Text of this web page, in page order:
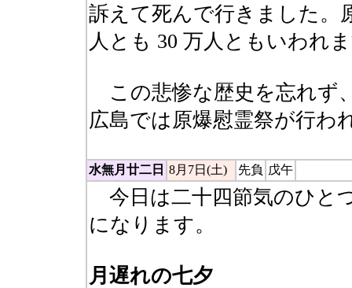
訴えて死んで行きました。
人とも 30 万人ともいわれ
この悲惨な歴史を忘れず
広島では原爆慰霊祭が行わ
水無月廿二日 8月7日(土) 先負 戊午
今日は二十四節気のひと
になります。
月遅れの七夕